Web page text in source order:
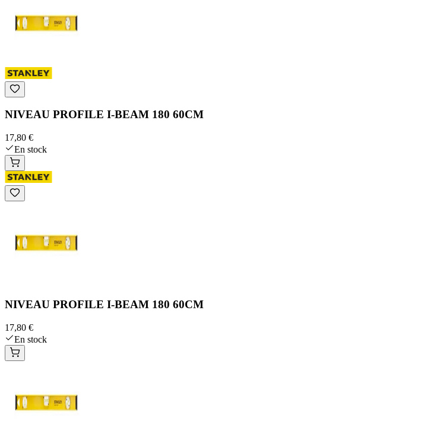
NIVEAU PROFILE I-BEAM 180 60CM
17,80 €
En stock
NIVEAU PROFILE I-BEAM 180 60CM
17,80 €
En stock